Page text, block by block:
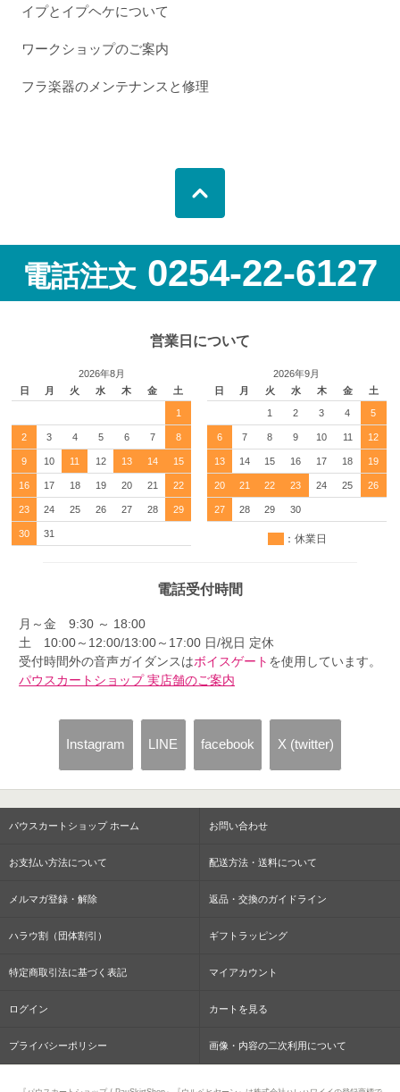
イプとイプヘケについて
ワークショップのご案内
フラ楽器のメンテナンスと修理
電話注文 0254-22-6127
営業日について
2026年8月
日
月 火 水 木 金 土
1
2 3 4 5 6 7 8
9 10 11 12 13 14 15
16 17 18 19 20 21 22
23 24 25 26 27 28 29
30 31
2026年9月
日
月 火 水 木 金 土
1 2 3 4 5
6 7 8 9 10 11 12
13 14 15 16 17 18 19
20 21 22 23 24 25 26
27 28 29 30
：休業日
電話受付時間
月～金 9:30 ～ 18:00
土 10:00～12:00/13:00～17:00 日/祝日 定休
受付時間外の音声ガイダンスはボイスゲート を使用しています。
パウスカートショップ 実店舗のご案内
Instagram LINE facebook X (twitter)
パウスカートショップ ホーム お問い合わせ
お支払い方法について 配送方法・送料について
メルマガ登録・解除 返品・交換のガイドライン
ハラウ割（団体割引） ギフトラッピング
特定商取引法に基づく表記 マイアカウント
ログイン カートを見る
プライバシーポリシー 画像・内容の二次利用について